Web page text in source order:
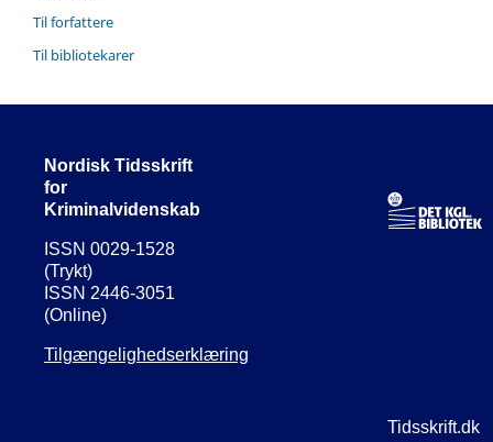
Til forfattere
Til bibliotekarer
Nordisk Tidsskrift
for
Kriminalvidenskab
ISSN 0029-1528
(Trykt)
ISSN 2446-3051
(Online)
Tilgængelighedserklæring